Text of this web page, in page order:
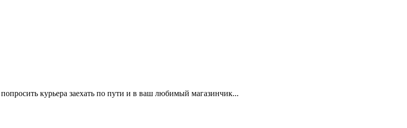
курьера заехать по пути и в ваш любимый магазинчик...